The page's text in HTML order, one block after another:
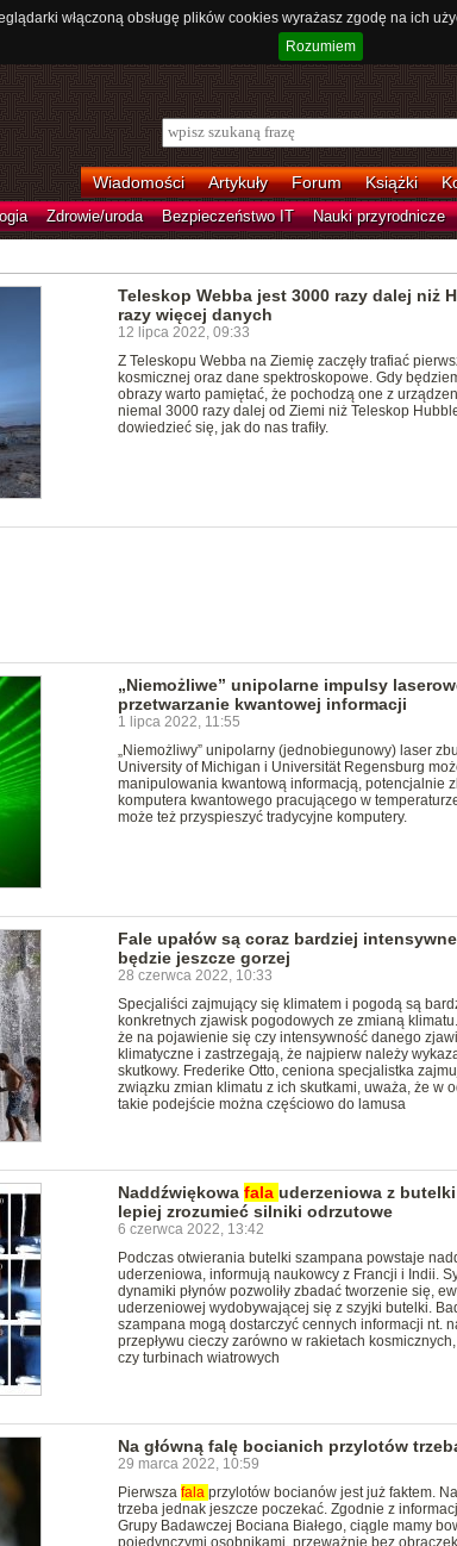
włączoną obsługę plików cookies wyrażasz zgodę na ich
Rozumiem
Wiadomości Artykuły Forum Książki
Zdrowie/uroda Bezpieczeństwo IT Nauki przyrodnicze
Teleskop Webba jest 3000 razy dalej niż
razy więcej danych
12 lipca 2022, 09:33
Z Teleskopu Webba na Ziemię zaczęły trafiać
kosmicznej oraz dane spektroskopowe. Gdy
obrazy warto pamiętać, że pochodzą one z
niemal 3000 razy dalej od Ziemi niż Teleskop
dowiedzieć się, jak do nas trafiły.
„Niemożliwe” unipolarne impulsy
przetwarzanie kwantowej informacji
1 lipca 2022, 11:55
„Niemożliwy” unipolarny (jednobiegunowy) laser
University of Michigan i Universität Regensburg
manipulowania kwantową informacją, potencjalnie
komputera kwantowego pracującego w
może też przyspieszyć tradycyjne komputery.
Fale upałów są coraz bardziej
będzie jeszcze gorzej
28 czerwca 2022, 10:33
Specjaliści zajmujący się klimatem i pogodą są
konkretnych zjawisk pogodowych ze zmianą
że na pojawienie się czy intensywność danego
klimatyczne i zastrzegają, że najpierw należy
skutkowy. Frederike Otto, ceniona specjalistka
związku zmian klimatu z ich skutkami, uważa, że w
takie podejście można częściowo do lamusa
Naddźwiękowa fala uderzeniowa z
lepiej zrozumieć silniki odrzutowe
6 czerwca 2022, 13:42
Podczas otwierania butelki szampana powstaje
uderzeniowa, informują naukowcy z Francji i Indii.
dynamiki płynów pozwoliły zbadać tworzenie się,
uderzeniowej wydobywającej się z szyjki butelki.
szampana mogą dostarczyć cennych informacji nt.
przepływu cieczy zarówno w rakietach
czy turbinach wiatrowych
Na główną falę bocianich przylotów
29 marca 2022, 10:59
Pierwsza fala przylotów bocianów jest już faktem.
trzeba jednak jeszcze poczekać. Zgodnie z
Grupy Badawczej Bociana Białego, ciągle mamy
pojedynczymi osobnikami, przeważnie bez